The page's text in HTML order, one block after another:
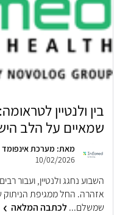
בין ולנטיין
שמאיים על הלב
מאת: מערכת אינפומד
10/02/2026
השבוע נחגג ולנטיין, ועבור
שמשלם...לכתבה המלאה